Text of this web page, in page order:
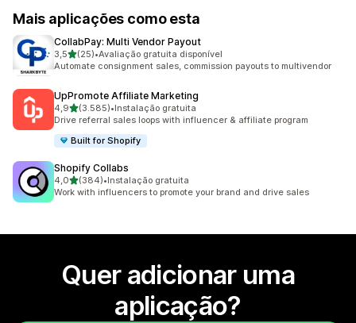
Mais aplicações como esta
CollabPay: Multi Vendor Payout
3,5de 5 estrelas
(25)
25 total de avaliações
•Avaliação gratuita disponível
Automate consignment sales, commission payouts to multivendor
UpPromote Affiliate Marketing
4,9de 5 estrelas
(3.585)
3585 total de avaliações
•Instalação gratuita
Drive referral sales loops with influencer & affiliate program
Built for Shopify
Shopify Collabs
4,0de 5 estrelas
(384)
384 total de avaliações
•Instalação gratuita
Work with influencers to promote your brand and drive sales
Quer adicionar uma
aplicação?